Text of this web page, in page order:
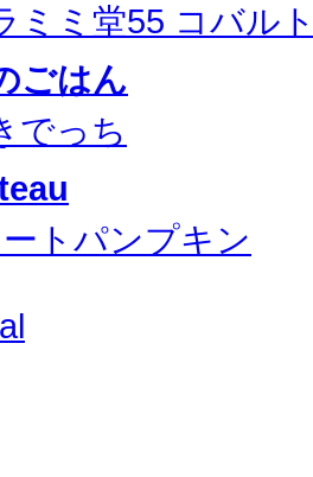
ミミ堂55 コバル
ごはん
でっち
トパンプキン